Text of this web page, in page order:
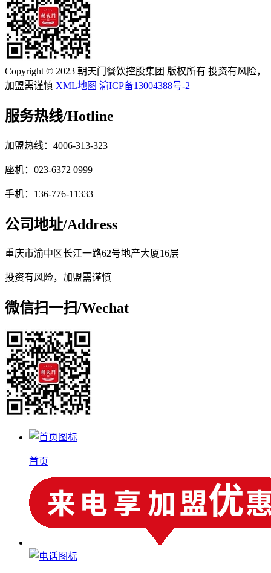
Copyright © 2023 朝天门餐饮控股集团 版权所有 投资有风险，
加盟需谨慎 XML地图 渝ICP备13004388号-2
服务热线/Hotline
加盟热线：4006-313-323
座机：023-6372 0999
手机：136-776-11333
公司地址/Address
重庆市渝中区长江一路62号地产大厦16层
投资有风险，加盟需谨慎
微信扫一扫/Wechat
首页